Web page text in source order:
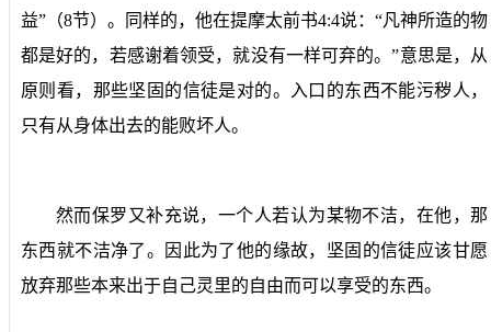
益”（8节）。同样的，他在提摩太前书4:4说：“凡神所造的物
都是好的，若感谢着领受，就没有一样可弃的。”意思是，从
原则看，那些坚固的信徒是对的。入口的东西不能污秽人，
只有从身体出去的能败坏人。
然而保罗又补充说，一个人若认为某物不洁，在他，那
东西就不洁净了。因此为了他的缘故，坚固的信徒应该甘愿
放弃那些本来出于自己灵里的自由而可以享受的东西。